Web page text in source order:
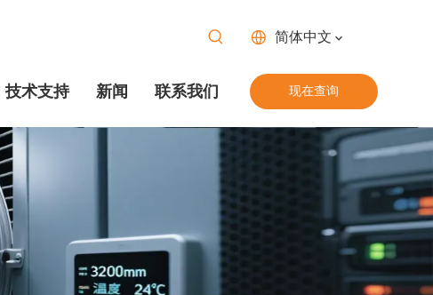
简体中文
技术支持 新闻 联系我们 现在查询